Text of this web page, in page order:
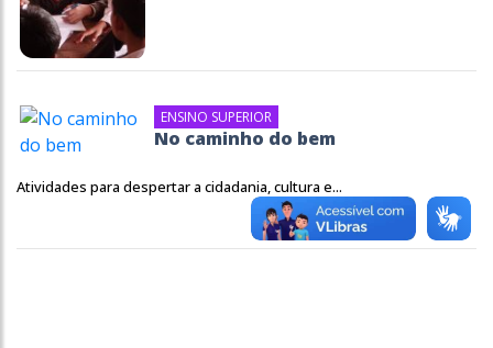
ENSINO SUPERIOR
No caminho do bem
Atividades para despertar a cidadania, cultura e...